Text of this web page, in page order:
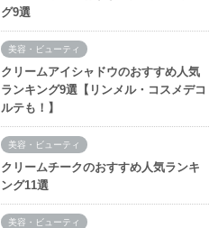
グ9選
美容・ビューティ
クリームアイシャドウのおすすめ人気
ランキング9選【リンメル・コスメデコ
ルテも！】
美容・ビューティ
クリームチークのおすすめ人気ランキ
ング11選
美容・ビューティ